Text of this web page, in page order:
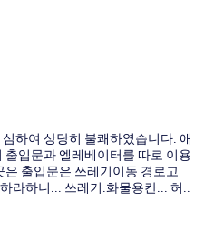
하여 상당히 불쾌하였습니다. 애
입문과 엘레베이터를 따로 이용
출입문은 쓰레기이동 경로고
라하니... 쓰레기.화물용칸... 허..